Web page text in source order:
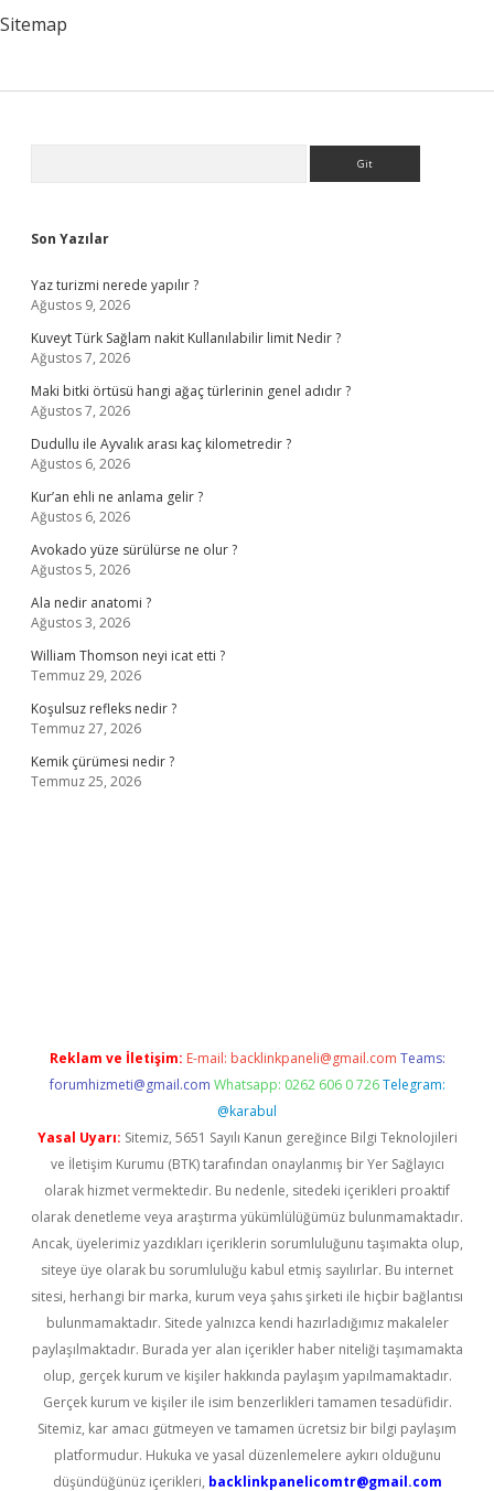
Sitemap
Son Yazılar
Yaz turizmi nerede yapılır ?
Ağustos 9, 2026
Kuveyt Türk Sağlam nakit Kullanılabilir limit Nedir ?
Ağustos 7, 2026
Maki bitki örtüsü hangi ağaç türlerinin genel adıdır ?
Ağustos 7, 2026
Dudullu ile Ayvalık arası kaç kilometredir ?
Ağustos 6, 2026
Kur’an ehli ne anlama gelir ?
Ağustos 6, 2026
Avokado yüze sürülürse ne olur ?
Ağustos 5, 2026
Ala nedir anatomi ?
Ağustos 3, 2026
William Thomson neyi icat etti ?
Temmuz 29, 2026
Koşulsuz refleks nedir ?
Temmuz 27, 2026
Kemik çürümesi nedir ?
Temmuz 25, 2026
Reklam ve İletişim: E-mail: backlinkpaneli@gmail.com Teams:
forumhizmeti@gmail.com Whatsapp: 0262 606 0 726 Telegram:
@karabul
Yasal Uyarı: Sitemiz, 5651 Sayılı Kanun gereğince Bilgi Teknolojileri
ve İletişim Kurumu (BTK) tarafından onaylanmış bir Yer Sağlayıcı
olarak hizmet vermektedir. Bu nedenle, sitedeki içerikleri proaktif
olarak denetleme veya araştırma yükümlülüğümüz bulunmamaktadır.
Ancak, üyelerimiz yazdıkları içeriklerin sorumluluğunu taşımakta olup,
siteye üye olarak bu sorumluluğu kabul etmiş sayılırlar. Bu internet
sitesi, herhangi bir marka, kurum veya şahıs şirketi ile hiçbir bağlantısı
bulunmamaktadır. Sitede yalnızca kendi hazırladığımız makaleler
paylaşılmaktadır. Burada yer alan içerikler haber niteliği taşımamakta
olup, gerçek kurum ve kişiler hakkında paylaşım yapılmamaktadır.
Gerçek kurum ve kişiler ile isim benzerlikleri tamamen tesadüfidir.
Sitemiz, kar amacı gütmeyen ve tamamen ücretsiz bir bilgi paylaşım
platformudur. Hukuka ve yasal düzenlemelere aykırı olduğunu
düşündüğünüz içerikleri, backlinkpanelicomtr@gmail.com